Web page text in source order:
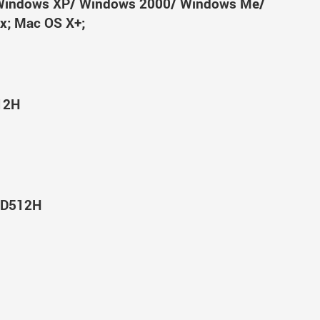
Mac OS X+;